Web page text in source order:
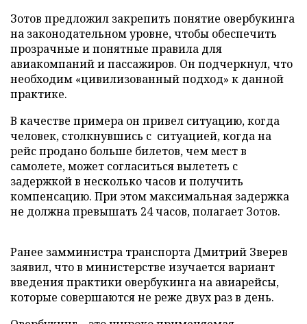
Зотов предложил закрепить понятие овербукинга
на законодательном уровне, чтобы обеспечить
прозрачные и понятные правила для
авиакомпаний и пассажиров. Он подчеркнул, что
необходим «цивилизованный подход» к данной
практике.
В качестве примера он привел ситуацию, когда
человек, столкнувшись с ситуацией, когда на
рейс продано больше билетов, чем мест в
самолете, может согласиться вылететь с
задержкой в несколько часов и получить
компенсацию. При этом максимальная задержка
не должна превышать 24 часов, полагает Зотов.
Ранее замминистра транспорта Дмитрий Зверев
заявил, что в министерстве изучается вариант
введения практики овербукинга на авиарейсы,
которые совершаются не реже двух раз в день.